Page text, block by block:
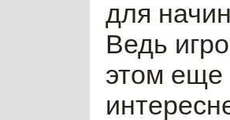
для
Ведь
этом еще